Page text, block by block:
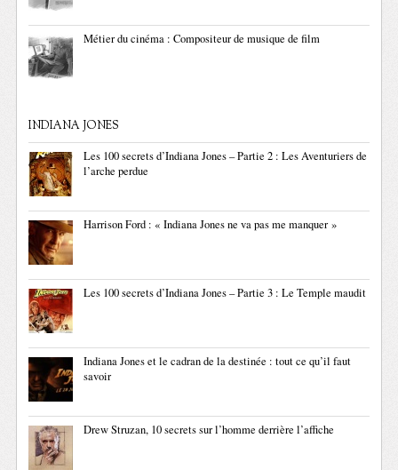
Métier du cinéma : Compositeur de musique de film
INDIANA JONES
Les 100 secrets d’Indiana Jones – Partie 2 : Les Aventuriers de
l’arche perdue
Harrison Ford : « Indiana Jones ne va pas me manquer »
Les 100 secrets d’Indiana Jones – Partie 3 : Le Temple maudit
Indiana Jones et le cadran de la destinée : tout ce qu’il faut
savoir
Drew Struzan, 10 secrets sur l’homme derrière l’affiche